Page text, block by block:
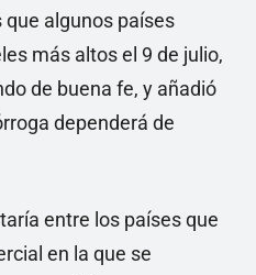
que algunos países
más altos el 9 de julio,
de buena fe, y añadió
dependerá de
entre los países que
en la que se